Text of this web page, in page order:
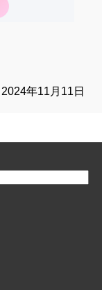
2024年11月11日